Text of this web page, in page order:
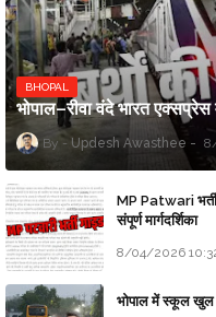
BHOPAL
भोपाल–रीवा वंदे भारत
Updesh Awasthee
MP Patwari
संपूर्ण मार्गदर्शिका
8/04/2026
भोपाल में स्कूल